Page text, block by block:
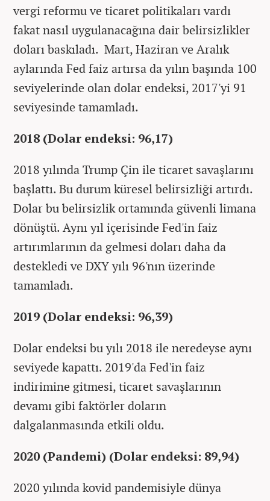
vergi reformu ve ticaret politikaları vardı
fakat nasıl uygulanacağına dair belirsizlikler
doları baskıladı. Mart, Haziran ve Aralık
aylarında Fed faiz artırsa da yılın başında 100
seviyelerinde olan dolar endeksi, 2017'yi 91
seviyesinde tamamladı.
2018 (Dolar endeksi: 96,17)
2018 yılında Trump Çin ile ticaret savaşlarını
başlattı. Bu durum küresel belirsizliği artırdı.
Dolar bu belirsizlik ortamında güvenli limana
dönüştü. Aynı yıl içerisinde Fed'in faiz
artırımlarının da gelmesi doları daha da
destekledi ve DXY yılı 96'nın üzerinde
tamamladı.
2019 (Dolar endeksi: 96,39)
Dolar endeksi bu yılı 2018 ile neredeyse aynı
seviyede kapattı. 2019'da Fed'in faiz
indirimine gitmesi, ticaret savaşlarının
devamı gibi faktörler doların
dalgalanmasında etkili oldu.
2020 (Pandemi) (Dolar endeksi: 89,94)
2020 yılında kovid pandemisiyle dünya